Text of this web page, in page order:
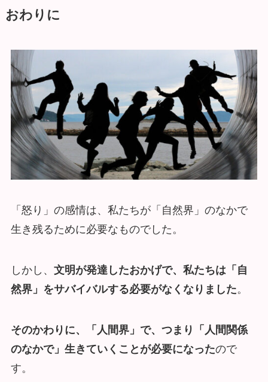
おわりに
「怒り」の感情は、私たちが「自然界」のなかで
生き残るために必要なものでした。
しかし、 文明が発達したおかげで、私たちは「自
然界」をサバイバルする必要がなくなりました。
そのかわりに、「人間界」で、つまり「人間関係
のなかで」生きていくことが必要になったので
す。